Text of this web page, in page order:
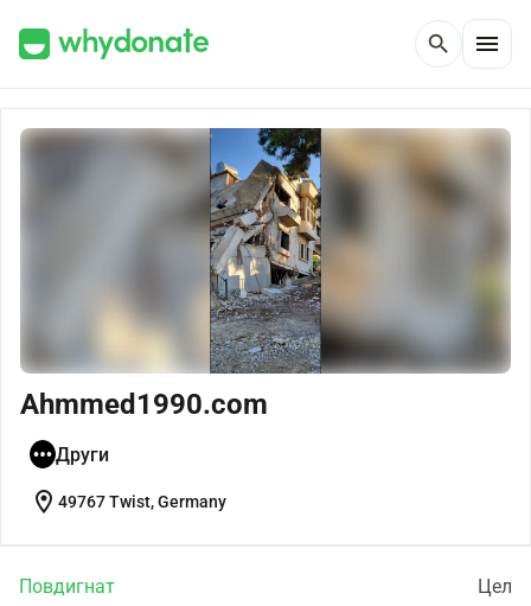
search menu
Ahmmed1990.com
Други
location_on 49767 Twist, Germany
Повдигнат Цел